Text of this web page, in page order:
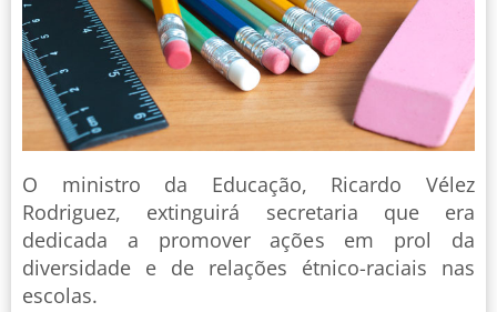
O ministro da Educação, Ricardo Vélez
Rodriguez, extinguirá secretaria que era
dedicada a promover ações em prol da
diversidade e de relações étnico-raciais nas
escolas.